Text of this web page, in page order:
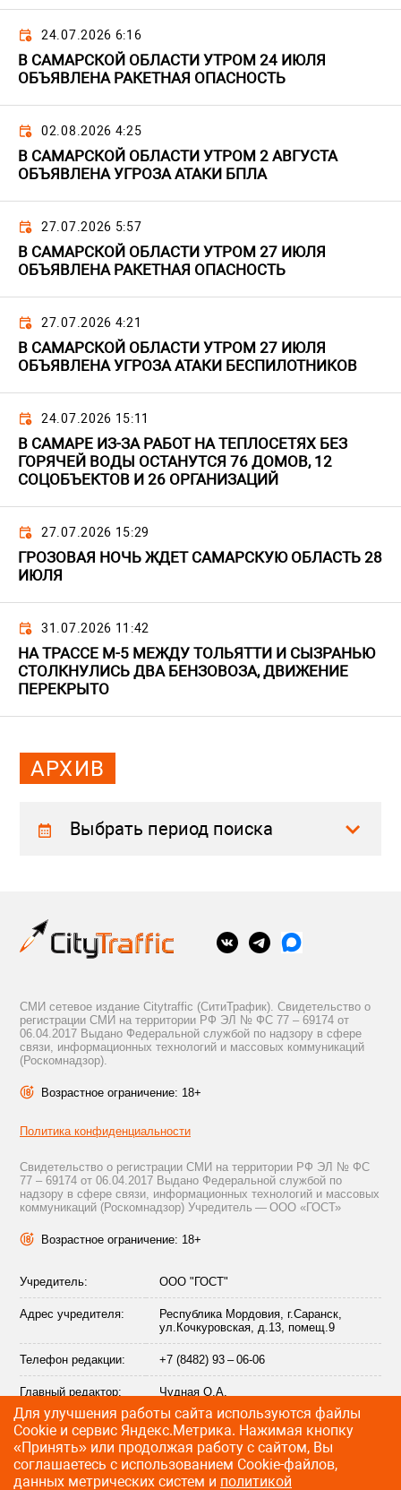
24.07.2026 6:16
В САМАРСКОЙ ОБЛАСТИ УТРОМ 24 ИЮЛЯ
ОБЪЯВЛЕНА РАКЕТНАЯ ОПАСНОСТЬ
02.08.2026 4:25
В САМАРСКОЙ ОБЛАСТИ УТРОМ 2 АВГУСТА
ОБЪЯВЛЕНА УГРОЗА АТАКИ БПЛА
27.07.2026 5:57
В САМАРСКОЙ ОБЛАСТИ УТРОМ 27 ИЮЛЯ
ОБЪЯВЛЕНА РАКЕТНАЯ ОПАСНОСТЬ
27.07.2026 4:21
В САМАРСКОЙ ОБЛАСТИ УТРОМ 27 ИЮЛЯ
ОБЪЯВЛЕНА УГРОЗА АТАКИ БЕСПИЛОТНИКОВ
24.07.2026 15:11
В САМАРЕ ИЗ-ЗА РАБОТ НА ТЕПЛОСЕТЯХ БЕЗ
ГОРЯЧЕЙ ВОДЫ ОСТАНУТСЯ 76 ДОМОВ, 12
СОЦОБЪЕКТОВ И 26 ОРГАНИЗАЦИЙ
27.07.2026 15:29
ГРОЗОВАЯ НОЧЬ ЖДЕТ САМАРСКУЮ ОБЛАСТЬ 28
ИЮЛЯ
31.07.2026 11:42
НА ТРАССЕ М-5 МЕЖДУ ТОЛЬЯТТИ И СЫЗРАНЬЮ
СТОЛКНУЛИСЬ ДВА БЕНЗОВОЗА, ДВИЖЕНИЕ
ПЕРЕКРЫТО
АРХИВ
Выбрать период поиска
СМИ сетевое издание Citytraffic (СитиТрафик). Свидетельство о
регистрации СМИ на территории РФ ЭЛ № ФС 77 – 69174 от
06.04.2017 Выдано Федеральной службой по надзору в сфере
связи, информационных технологий и массовых коммуникаций
(Роскомнадзор).
Возрастное ограничение: 18+
Политика конфиденциальности
Свидетельство о регистрации СМИ на территории РФ ЭЛ № ФС
77 – 69174 от 06.04.2017 Выдано Федеральной службой по
надзору в сфере связи, информационных технологий и массовых
коммуникаций (Роскомнадзор) Учредитель — ООО «ГОСТ»
Возрастное ограничение: 18+
Учредитель: ООО "ГОСТ"
Адрес учредителя:
Республика Мордовия, г.Саранск,
ул.Кочкуровская, д.13, помещ.9
Телефон редакции: +7 (8482) 93 – 06-06
Главный редактор: Чудная О.А.
Адрес электронной
почты редакции:
info@citytraffic.ru
Для улучшения работы сайта используются файлы
Сookie и сервис Яндекс.Метрика. Нажимая кнопку
«Принять» или продолжая работу с сайтом, Вы
соглашаетесь с использованием Cookie-файлов,
данных метрических систем и политикой